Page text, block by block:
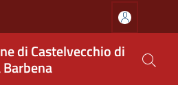
di Castelvecchio di
Barbena